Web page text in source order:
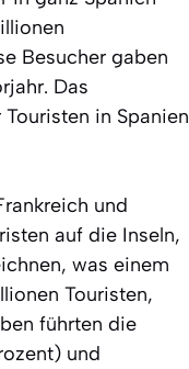
Besucher gaben
Das
in Spanien
und
auf die Inseln,
was einem
Touristen,
führten die
und